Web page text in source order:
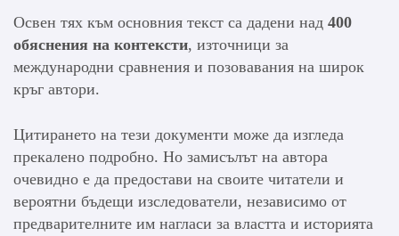
Освен тях към основния текст са дадени над 400
обяснения на контексти, източници за
международни сравнения и позовавания на широк
кръг автори.
Цитирането на тези документи може да изгледа
прекалено подробно. Но замисълът на автора
очевидно е да предостави на своите читатели и
вероятни бъдещи изследователи, независимо от
предварителните им нагласи за властта и историята